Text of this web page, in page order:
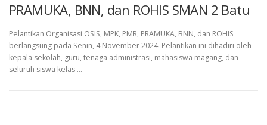
PRAMUKA, BNN, dan ROHIS SMAN 2 Batu
Pelantikan Organisasi OSIS, MPK, PMR, PRAMUKA, BNN, dan ROHIS
berlangsung pada Senin, 4 November 2024. Pelantikan ini dihadiri oleh
kepala sekolah, guru, tenaga administrasi, mahasiswa magang, dan
seluruh siswa kelas …